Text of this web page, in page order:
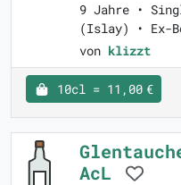
9 Jahre •
(Islay) • Ex-
von klizzt
10cl = 11,00 €
AcL